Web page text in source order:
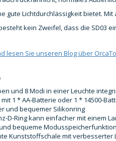
gute Lichtdurchlässigkeit bietet.
kein Zweifel, dass die SD03
lesen Sie unseren Blog über
und 8 Modi in einer Leuchte
1 * AA-Batterie oder 1 * 14500-
und bequemer Silikonring
D-Ring kann einfacher mit einem
bequeme Modusspeicherfunktion
Kunststoffschale mit verbesserter